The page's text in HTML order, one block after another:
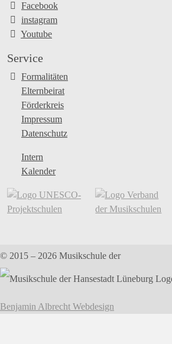
Facebook
instagram
Youtube
Service
Formalitäten
Elternbeirat
Förderkreis
Impressum
Datenschutz
Intern
Kalender
© 2015 – 2026 Musikschule der
Benjamin Albrecht Webdesign